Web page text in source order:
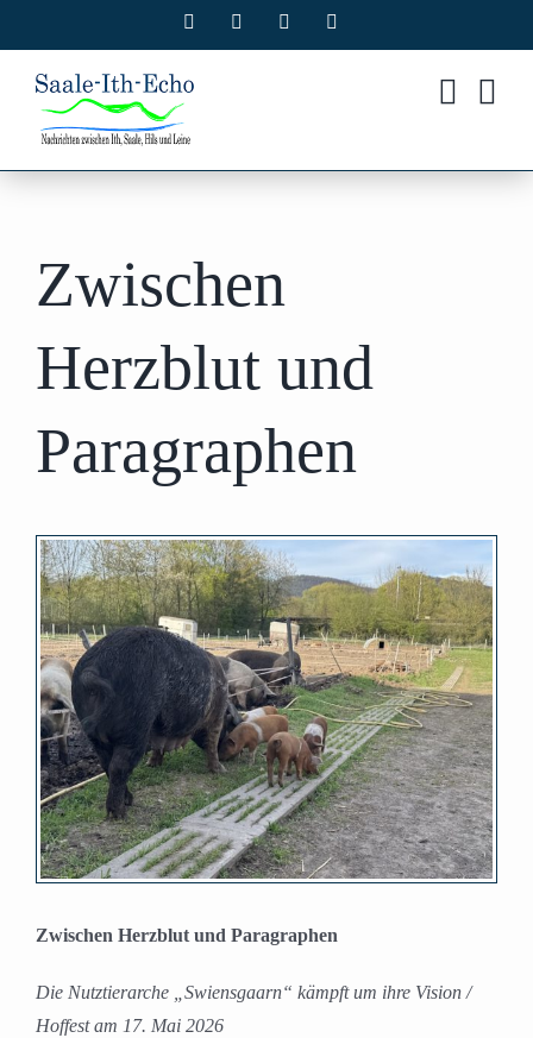
Inhalt
springen
Facebook Instagram
Zwischen
Herzblut und
Paragraphen
Zeige
grösseres
Bild
Zwischen Herzblut und Paragraphen
Die Nutztierarche „Swiensgaarn“ kämpft um ihre Vision /
Hoffest am 17. Mai 2026